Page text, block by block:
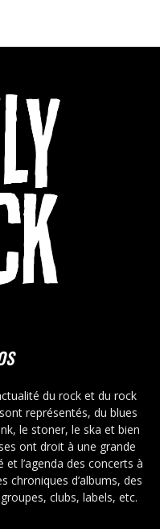
du rock et du rock
représentés, du blues
le stoner, le ska et bien
ont droit à une grande
et l’agenda des concerts à
chroniques d’albums, des
clubs, labels, etc.